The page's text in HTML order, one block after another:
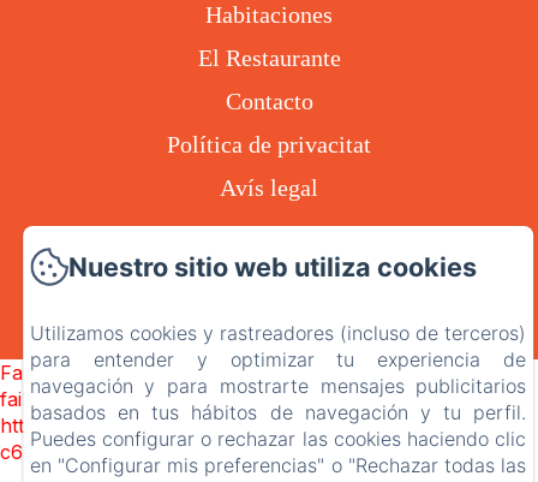
Habitaciones
El Restaurante
Contacto
Política de privacitat
Avís legal
Desarrollado con Amenitiz
Failed to load BookingEngine/index: Loading chunk 1322
failed. (missing:
https://d1cmur5l0xva3h.cloudfront.net/packs/1322-
c6e932f9d3d27b65-1bf7c4dc6a241241.js)
Nuestro sitio web utiliza cookies
Utilizamos cookies y rastreadores (incluso de terceros)
para entender y optimizar tu experiencia de
navegación y para mostrarte mensajes publicitarios
basados en tus hábitos de navegación y tu perfil.
Puedes configurar o rechazar las cookies haciendo clic
en "Configurar mis preferencias" o "Rechazar todas las